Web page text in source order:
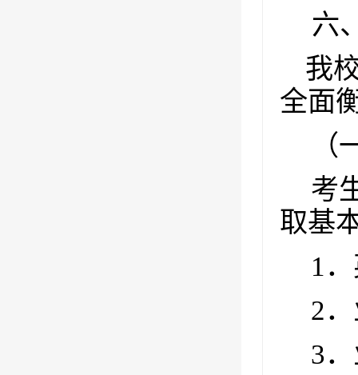
六
我
全面
考
取基
1
2
3